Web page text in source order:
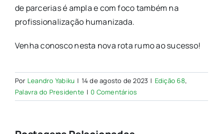
de parcerias é ampla e com foco também na
profissionalização humanizada.
Venha conosco nesta nova rota rumo ao sucesso!
Por Leandro Yabiku | 14 de agosto de 2023 | Edição 68,
Palavra do Presidente | 0 Comentários